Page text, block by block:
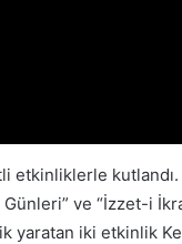
etkinliklerle
ve “İzzet-i
iki etkinlik